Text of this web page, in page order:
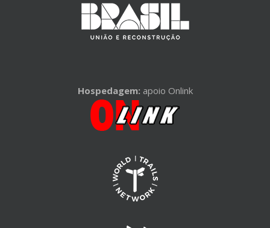
Hospedagem: apoio Onlink